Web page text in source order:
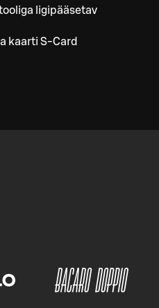
ligipääsetav
kaarti S-Card